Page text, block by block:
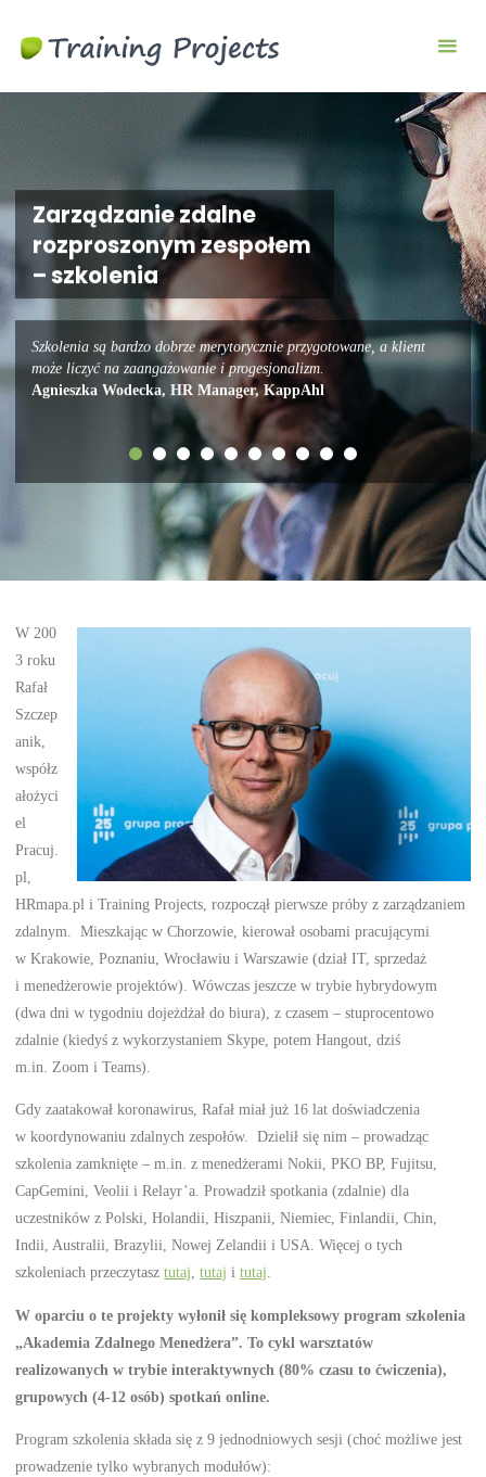
Zarządzanie zdalne
rozproszonym zespołem
– szkolenia
Szkolenia są bardzo dobrze merytorycznie przygotowane, a klient
może liczyć na zaangażowanie i progesjonalizm.
Agnieszka Wodecka, HR Manager, KappAhl
W 200
3 roku
Rafał
Szczep
anik,
współz
ałożyci
el
Pracuj.
pl,
HRmapa.pl i Training Projects, rozpoczął pierwsze próby z zarządzaniem
zdalnym. Mieszkając w Chorzowie, kierował osobami pracującymi
w Krakowie, Poznaniu, Wrocławiu i Warszawie (dział IT, sprzedaż
i menedżerowie projektów). Wówczas jeszcze w trybie hybrydowym
(dwa dni w tygodniu dojeżdżał do biura), z czasem – stuprocentowo
zdalnie (kiedyś z wykorzystaniem Skype, potem Hangout, dziś
m.in. Zoom i Teams).
Gdy zaatakował koronawirus, Rafał miał już 16 lat doświadczenia
w koordynowaniu zdalnych zespołów. Dzielił się nim – prowadząc
szkolenia zamknięte – m.in. z menedżerami Nokii, PKO BP, Fujitsu,
CapGemini, Veolii i Relayr’a. Prowadził spotkania (zdalnie) dla
uczestników z Polski, Holandii, Hiszpanii, Niemiec, Finlandii, Chin,
Indii, Australii, Brazylii, Nowej Zelandii i USA. Więcej o tych
szkoleniach przeczytasztutaj,tutaj itutaj.
W oparciu o te projekty wyłonił się kompleksowy program szkolenia
„Akademia Zdalnego Menedżera”. To cykl warsztatów
realizowanych w trybie interaktywnych (80% czasu to ćwiczenia),
grupowych (4-12 osób) spotkań online.
Program szkolenia składa się z 9 jednodniowych sesji (choć możliwe jest
prowadzenie tylko wybranych modułów):